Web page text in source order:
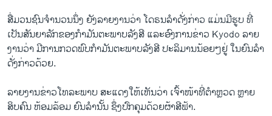
ສື່ມວນຊົນຈຳນວນນຶ່ງ ​ຍັງລາຍ​ງານ​ວ່າ ​ໂດຣນລຳດັ່ງກ່າວ ​ແມ່ນມີຮູບ ທີ່
ເປັນ​ສັນຍາ​ລັກ​ຂອງກຳມັນຕະພາບ​ລັງສີ ​ແລະອົງການ​ຂ່າວ Kyodo ລາຍ​
ງານວ່າ ມີການກວດພົບກຳ​ມັນ​ຕະພາບ​ລັງສີ​ ປະລິມານ​ນ້ອຍໆຢູ່ ໃນ​ຍົນ​ລຳ​
ດັ່ງກ່າວດ້ວຍ.
ລາຍງານຂ່າວ​ໂທລະພາບ ສະ​ແດງ​ໃຫ້​ເຫັນວ່າ ​ເຈົ້າໜ້າ​ທີ່​ຕຳຫຼວດ ຫຼາຍ
ສິບຄົນ ຫ້ອມລ້ອມ ​ຍົນລຳນັ້ນ ຊຶ່ງ​ປົກ​ຄຸມ​ດ້ວຍ​ຜ້າສີຟ້າ.